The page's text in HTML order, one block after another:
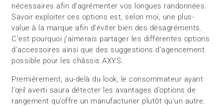
nécessaires afin d’agrémenter vos longues randonnées.
Savoir exploiter ces options est, selon moi, une plus-
value à la marque afin d’éviter bien des désagréments.
C’est pourquoi j’aimerais partager les différentes options
d’accessoires ainsi que des suggestions d’agencement
possible pour les châssis AXYS.
Premièrement, au-delà du look, le consommateur ayant
l’œil averti saura détecter les avantages d’options de
rangement qu’offre un manufacturier plutôt qu’un autre.